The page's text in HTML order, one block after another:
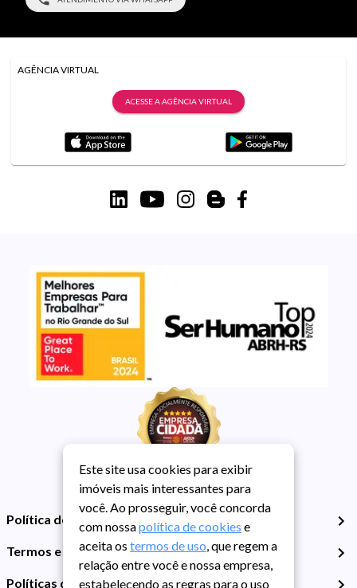
AGÊNCIA VIRTUAL
ACESSE A AGÊNCIA VIRTUAL
Política de Privacidade
Termos e Condições de Uso
Políticas de Cookies
Este site usa cookies para exibir
imóveis mais interessantes para
você. Ao prosseguir, você concorda
com nossapolítica de cookies e
aceita os termos de uso, que regem a
relação entre você e nossa empresa,
estabelecendo as regras para o uso